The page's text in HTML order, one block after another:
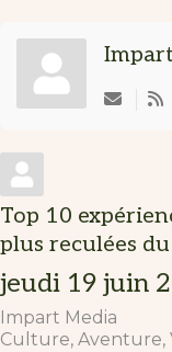
Top 10
plus reculées
jeudi 19 juin
Impart Media
Culture Aventure